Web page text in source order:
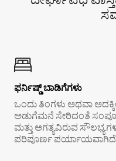
ಫರ್ನಿಷ್ಡ್ ಬಾಡಿಗೆಗಳು
ಒಂದು ತಿಂಗಳು ಅಥವಾ
ಅಡುಗೆಮನೆ ಸೇರಿದಂತೆ
ಮತ್ತು ಅಗತ್ಯವಿರುವ
ಪರಿಪೂರ್ಣ